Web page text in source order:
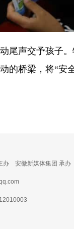
声交予孩子。
的桥梁，将“安
办 安徽新媒体集团 承